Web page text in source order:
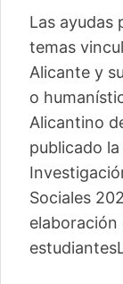
Las ayudas
temas
Alicante y
o
Alicantino
publicado
Sociales
estudiantes